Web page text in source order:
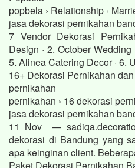
popbela › Relationship ›
jasa dekorasi pernikahan
7 Vendor Dekorasi
Design · 2. October Wedding
5. Alinea Catering Decor · 6.
16+ Dekorasi Pernikahan
pernikahan
pernikahan › 16 dekorasi
jasa dekorasi pernikahan
11 Nov —
dekorasi di Bandung yang
apa keinginan client.